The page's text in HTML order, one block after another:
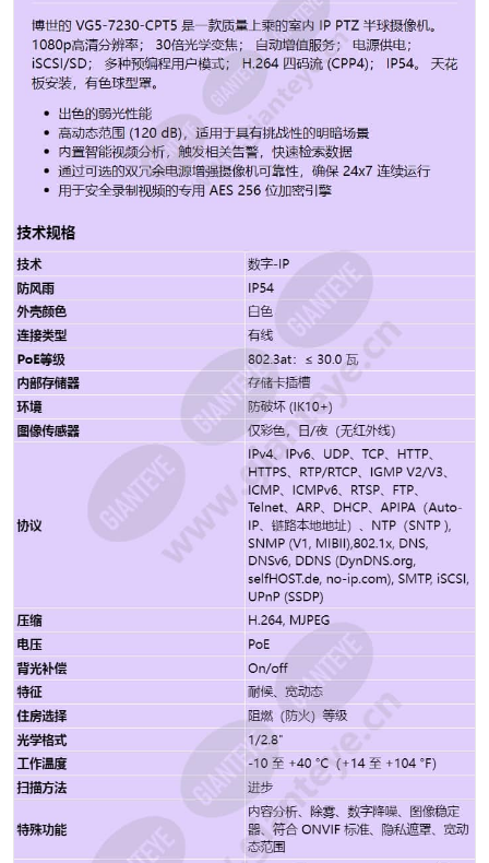
24 W / 44 VA（加热器关闭/室内应用的电源盒中未连接加
热器） 屏显菜单 英语、捷克语、荷兰语、法语、德语、
意大利语、波兰语、葡萄牙语、俄语、西班牙语、日语、
中文 工作温度 -10 至 +40 °C（+14 至 +104 °F） 工作湿
度 0% 至 90% RH，无冷凝 很小场景照度 彩色：0.0077
lx，单色：0.0008 lx 摄像机信号 网络IP 镜头类型 电动变
焦 旋转角度 360° 视角 2.3°至63.7° 防风雨 IP54 背光补
偿 On/off 自动白平衡 2000 K 至 10,000 K ATW、AWB 保
持、扩展 ATW、手动、钠灯自动、钠灯 红外距离 非红外
1945 x 1097 (2.13 MP) 图像设备 1/2.8 型 Exmor R
CMOS 传感器 电子快门 1/1 秒至 1/10000 秒（22 步）
自动增益控制 (AGC) AGC，固定 耐用 耐候性 音频 Yes
屏幕显示菜单 Yes 隐私屏蔽 Yes 宽动态范围 Yes ONVIF
Yes 自动增益控制 Yes Day/Night Yes 数字降噪 Yes 数码
变焦 Yes